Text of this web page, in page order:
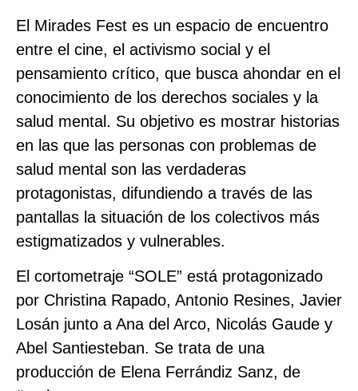
El Mirades Fest es un espacio de encuentro
entre el cine, el activismo social y el
pensamiento crítico, que busca ahondar en el
conocimiento de los derechos sociales y la
salud mental. Su objetivo es mostrar historias
en las que las personas con problemas de
salud mental son las verdaderas
protagonistas, difundiendo a través de las
pantallas la situación de los colectivos más
estigmatizados y vulnerables.
El cortometraje “SOLE” está protagonizado
por Christina Rapado, Antonio Resines, Javier
Losán junto a Ana del Arco, Nicolás Gaude y
Abel Santiesteban. Se trata de una
producción de Elena Ferrándiz Sanz, de